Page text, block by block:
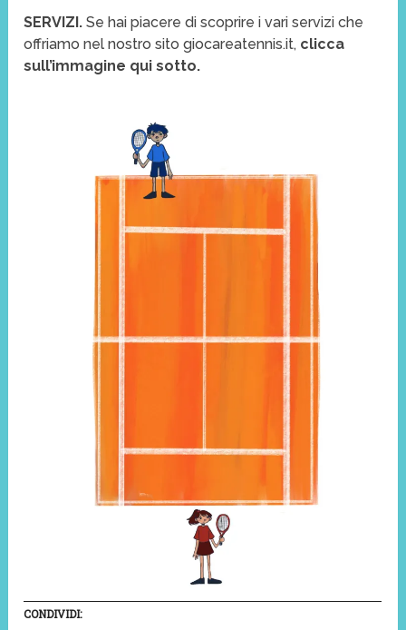
SERVIZI. Se hai piacere di scoprire i vari servizi che
offriamo nel nostro sito giocareatennis.it, clicca
sull’immagine qui sotto.
CONDIVIDI: